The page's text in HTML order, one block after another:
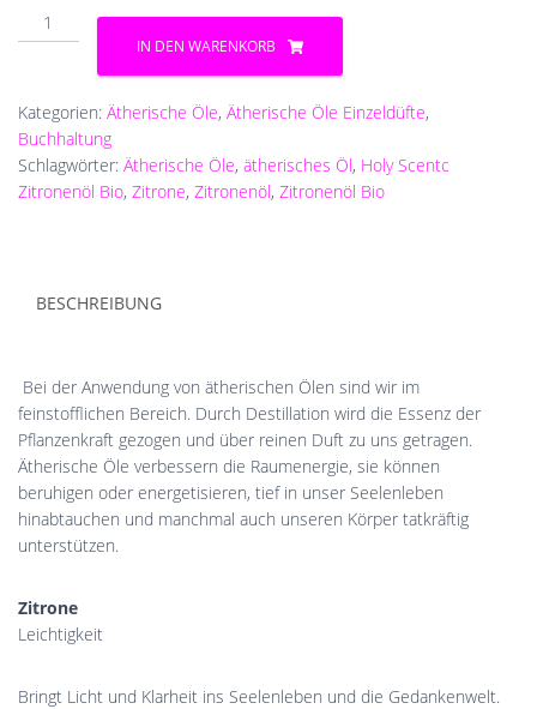
Holy
Scentc
Menge
IN DEN WARENKORB
Kategorien: Ätherische Öle, Ätherische Öle Einzeldüfte,
Buchhaltung
Schlagwörter: Ätherische Öle, ätherisches Öl, Holy Scentc
Zitronenöl Bio, Zitrone, Zitronenöl, Zitronenöl Bio
BESCHREIBUNG
Bei der Anwendung von ätherischen Ölen sind wir im
feinstofflichen Bereich. Durch Destillation wird die Essenz der
Pflanzenkraft gezogen und über reinen Duft zu uns getragen.
Ätherische Öle verbessern die Raumenergie, sie können
beruhigen oder energetisieren, tief in unser Seelenleben
hinabtauchen und manchmal auch unseren Körper tatkräftig
unterstützen.
Zitrone
Leichtigkeit
Bringt Licht und Klarheit ins Seelenleben und die Gedankenwelt.